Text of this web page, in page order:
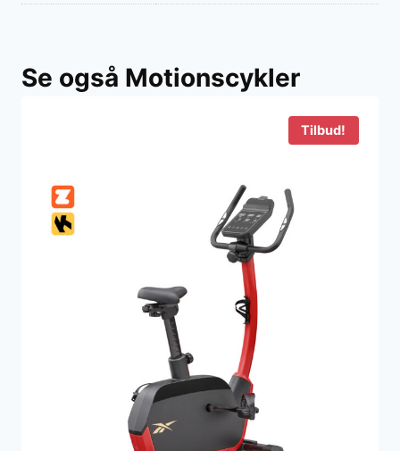
Se også Motionscykler
Tilbud!